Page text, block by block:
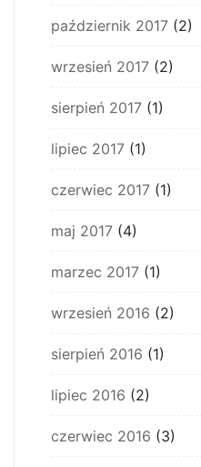
październik 2017 (2)
wrzesień 2017 (2)
sierpień 2017 (1)
lipiec 2017 (1)
czerwiec 2017 (1)
maj 2017 (4)
marzec 2017 (1)
wrzesień 2016 (2)
sierpień 2016 (1)
lipiec 2016 (2)
czerwiec 2016 (3)